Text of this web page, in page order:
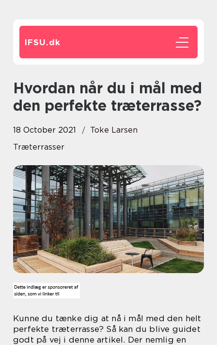
IFSU.dk
Hvordan når du i mål med
den perfekte træterrasse?
18 October 2021
Toke Larsen
Træterrasser
Kunne du tænke dig at nå i mål med den helt
perfekte træterrasse? Så kan du blive guidet
godt på vej i denne artikel. Der nemlig en